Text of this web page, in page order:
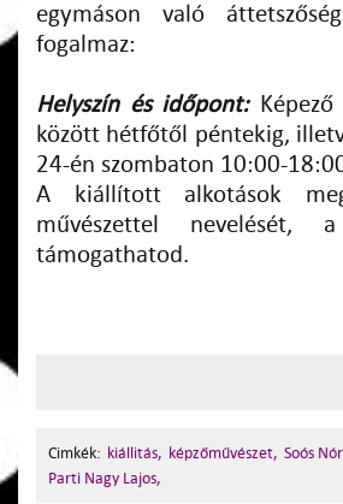
egymáson való
fogalmaz:
Helyszín és időpont:Képező
között hétfőtől péntekig,
24-én szombaton 10:00-
A kiállított alkotások
művészettel nevelését,
támogathatod.
Cimkék: kiállitás, képzőművészet, Soós
Parti Nagy Lajos,